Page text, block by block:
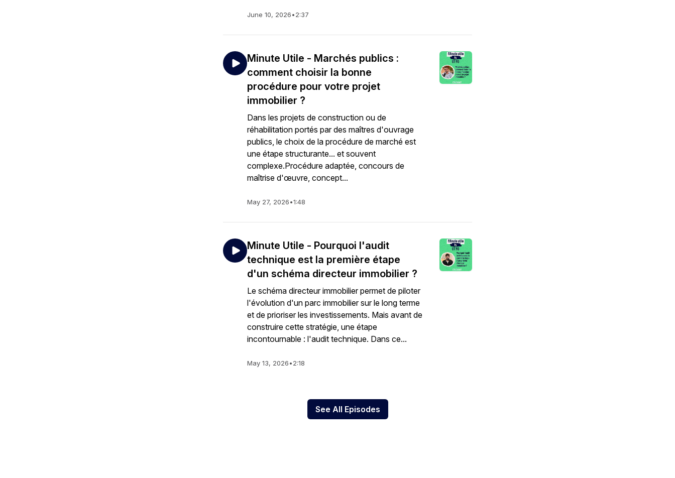
June 10, 2026•2:37
Minute Utile - Marchés publics :
comment choisir la bonne
procédure pour votre projet
immobilier ?
Dans les projets de construction ou de
réhabilitation portés par des maîtres d'ouvrage
publics, le choix de la procédure de marché est
une étape structurante... et souvent
complexe.Procédure adaptée, concours de
maîtrise d'œuvre, concept...
May 27, 2026•1:48
Minute Utile - Pourquoi l'audit
technique est la première étape
d'un schéma directeur immobilier ?
Le schéma directeur immobilier permet de piloter
l'évolution d'un parc immobilier sur le long terme
et de prioriser les investissements. Mais avant de
construire cette stratégie, une étape
incontournable : l'audit technique. Dans ce...
May 13, 2026•2:18
See All Episodes